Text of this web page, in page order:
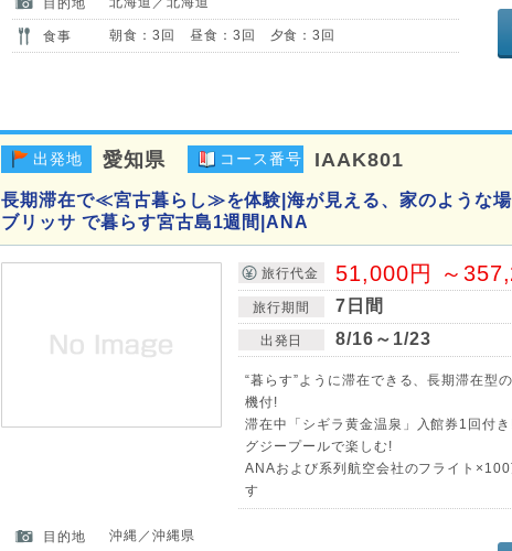
食事 朝食：3回 昼食：3回 夕食：3回
出発地 愛知県 コース番号 IAAK801
長期滞在で≪宮古暮らし≫を体験|海が見える、家のような
ブリッサ で暮らす宮古島1週間|ANA
旅行代金 51,000円 ～
旅行期間 7日間
出発日 8/16～1/23
“暮らす”ように滞在できる、長期滞在型
機付!
滞在中「シギラ黄金温泉」入館券1回付
グジープールで楽しむ!
ANAおよび系列航空会社のフライト
す
目的地 沖縄／沖縄県